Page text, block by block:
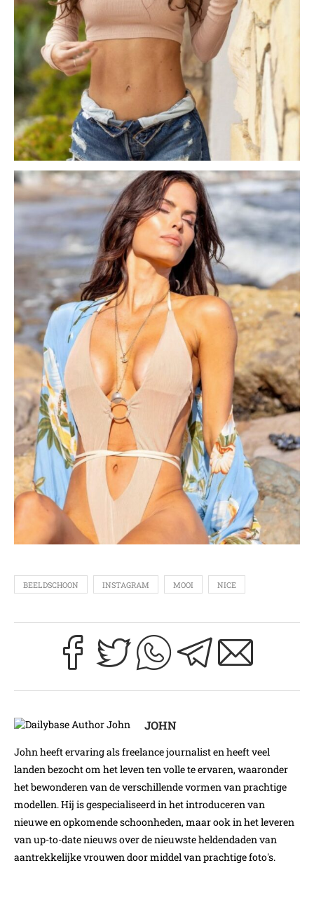
BEELDSCHOON INSTAGRAM MOOI NICE
JOHN
John heeft ervaring als freelance journalist en heeft veel
landen bezocht om het leven ten volle te ervaren, waaronder
het bewonderen van de verschillende vormen van prachtige
modellen. Hij is gespecialiseerd in het introduceren van
nieuwe en opkomende schoonheden, maar ook in het leveren
van up-to-date nieuws over de nieuwste heldendaden van
aantrekkelijke vrouwen door middel van prachtige foto's.